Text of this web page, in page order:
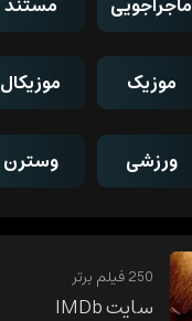
موزیک موزیکال
ورزشی وسترن
250 فیلم برتر
سایت IMDb